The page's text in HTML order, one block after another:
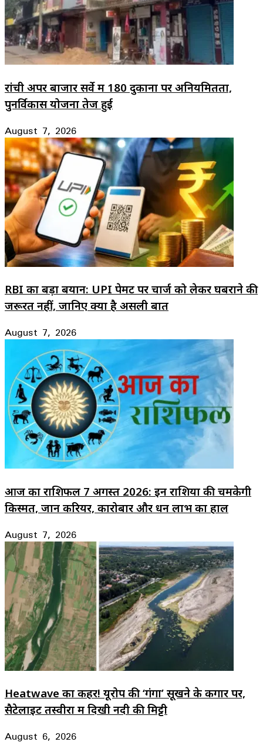
रांची अपर बाजार सर्वे में 180 दुकानों पर अनियमितता,
पुनर्विकास योजना तेज हुई
August 7, 2026
RBI का बड़ा बयान: UPI पेमेंट पर चार्ज को लेकर घबराने की
जरूरत नहीं, जानिए क्या है असली बात
August 7, 2026
आज का राशिफल 7 अगस्त 2026: इन राशियों की चमकेगी
किस्मत, जानें करियर, कारोबार और धन लाभ का हाल
August 7, 2026
Heatwave का कहर! यूरोप की ‘गंगा’ सूखने के कगार पर,
सैटेलाइट तस्वीरों में दिखी नदी की मिट्टी
August 6, 2026